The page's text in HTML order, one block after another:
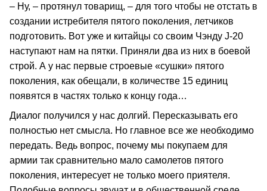
– Ну, – протянул товарищ, – для того чтобы не отстать в
создании истребителя пятого поколения, летчиков
подготовить. Вот уже и китайцы со своим Чэнду J‑20
наступают нам на пятки. Приняли два из них в боевой
строй. А у нас первые строевые «сушки» пятого
поколения, как обещали, в количестве 15 единиц
появятся в частях только к концу года…
Диалог получился у нас долгий. Пересказывать его
полностью нет смысла. Но главное все же необходимо
передать. Ведь вопрос, почему мы покупаем для
армии так сравнительно мало самолетов пятого
поколения, интересует не только моего приятеля.